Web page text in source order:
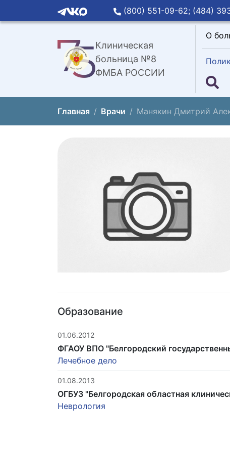
(800) 551-09-62; (484)
Клиническая
больница №8
ФМБА РОССИИ
О
Главная Врачи Манякин Дмитрий
Образование
01.06.2012
ФГАОУ ВПО "Белгородский
Лечебное дело
01.08.2013
ОГБУЗ "Белгородская областная
Неврология